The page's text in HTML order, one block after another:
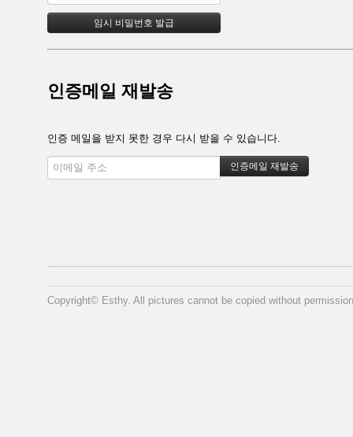
인증메일 재발송
인증 메일을 받지 못한 경우 다시 받을 수 있습니다.
Copyright© Esthy. All pictures cannot be copied without